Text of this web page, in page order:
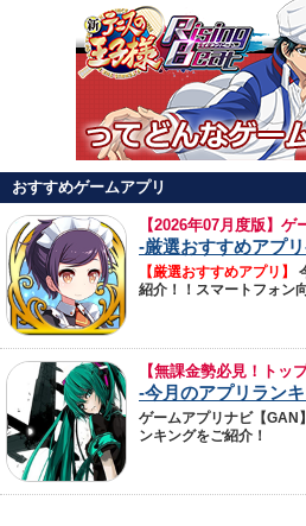
おすすめゲームアプリ
【2026年07月度版】ゲ
-厳選おすすめアプ
【厳選おすすめアプリ】
紹介！！スマートフォン
【無課金勢必見！トップ
-今月のアプリラン
ゲームアプリナビ【GAN
ンキングをご紹介！